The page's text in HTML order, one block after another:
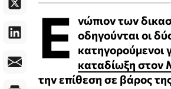
Ε νώπιον των
οδηγούνται οι
κατηγορούμενοι
καταδίωξη στον
την επίθεση σε βάρος